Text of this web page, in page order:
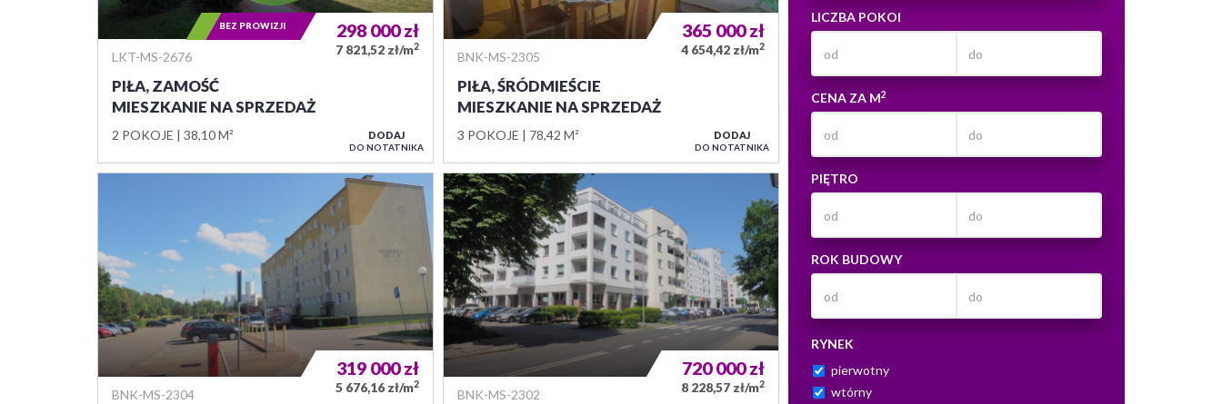
LICZBA POKOI
CENA ZA M2
PIĘTRO
ROK BUDOWY
RYNEK
pierwotny
wtórny
LKT-MS-2676
PIŁA, ZAMOŚĆ
MIESZKANIE NA SPRZEDAŻ
2 POKOJE 38,10 M²
298 000zł
7 821,52 zł/m2
BEZ PROWIZJI
DODAJ
DO NOTATNIKA
BNK-MS-2305
PIŁA, ŚRÓDMIEŚCIE
MIESZKANIE NA SPRZEDAŻ
3 POKOJE 78,42 M²
365 000zł
4 654,42 zł/m2
DODAJ
DO NOTATNIKA
BNK-MS-2304
319 000zł
5 676,16 zł/m2
BNK-MS-2302
720 000zł
8 228,57 zł/m2